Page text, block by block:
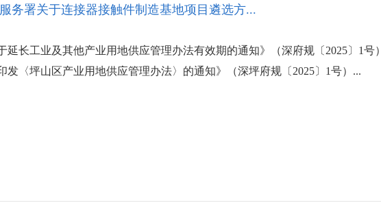
务署关于连接器接触件制造基地项目遴选方...
延长工业及其他产业用地供应管理办法有效期的通知》（深府规〔2025〕1号）
发〈坪山区产业用地供应管理办法〉的通知》（深坪府规〔2025〕1号）...